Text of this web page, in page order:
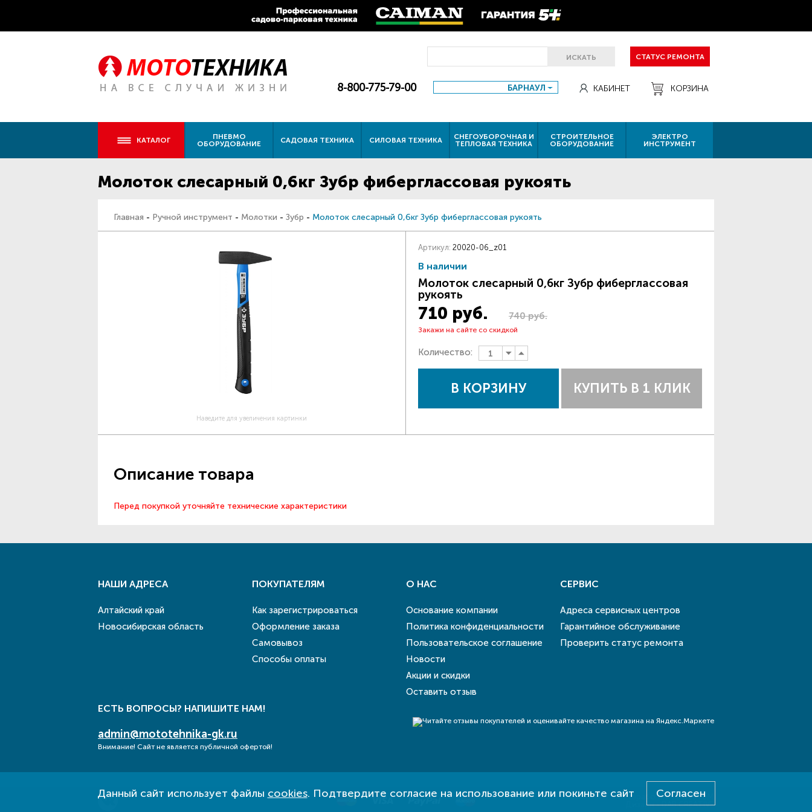
ИСКАТЬ СТАТУС РЕМОНТА
8-800-775-79-00 БАРНАУЛ КАБИНЕТ КОРЗИНА
КАТАЛОГ
ПНЕВМО
ОБОРУДОВАНИЕ
САДОВАЯ ТЕХНИКА СИЛОВАЯ ТЕХНИКА
СНЕГОУБОРОЧНАЯ И
ТЕПЛОВАЯ ТЕХНИКА
СТРОИТЕЛЬНОЕ
ОБОРУДОВАНИЕ
ЭЛЕКТРО
ИНСТРУМЕНТ
Молоток слесарный 0,6кг Зубр фиберглассовая рукоять
Главная - Ручной инструмент - Молотки - Зубр - Молоток слесарный 0,6кг Зубр фиберглассовая рукоять
Наведите для увеличения картинки
Артикул: 20020-06_z01
В наличии
Молоток слесарный 0,6кг Зубр фиберглассовая
рукоять
710 руб. 740 руб.
Закажи на сайте со скидкой
Количество:
В КОРЗИНУ КУПИТЬ В 1 КЛИК
Описание товара
Перед покупкой уточняйте технические характеристики
Данный сайт использует файлы cookies. Подтвердите согласие на использование или покиньте сайт Согласен
НАШИ АДРЕСА
Алтайский край
Новосибирская область
ПОКУПАТЕЛЯМ
Как зарегистрироваться
Оформление заказа
Самовывоз
Способы оплаты
О НАС
Основание компании
Политика конфиденциальности
Пользовательское соглашение
Новости
Акции и скидки
Оставить отзыв
СЕРВИС
Адреса сервисных центров
Гарантийное обслуживание
Проверить статус ремонта
ЕСТЬ ВОПРОСЫ? НАПИШИТЕ НАМ!
admin@mototehnika-gk.ru
Внимание! Сайт не является публичной офертой!
Разработка - E-SYSTEM
Дизайн - DAB.CREATIVE